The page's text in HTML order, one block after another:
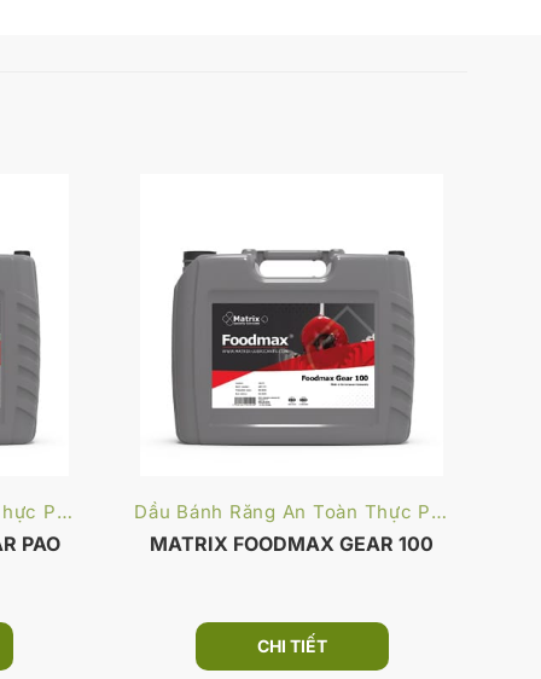
Dầu Bánh Răng An Toàn Thực Phẩm
PAO
Dầu Bánh Răng An Toàn Thực Phẩm
MATRIX FOODMAX GEAR 100
CHI TIẾT